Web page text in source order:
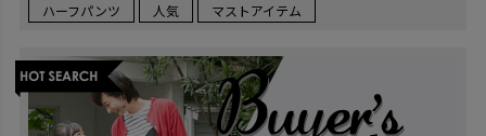
ハーフパンツ 人気 マストアイテム